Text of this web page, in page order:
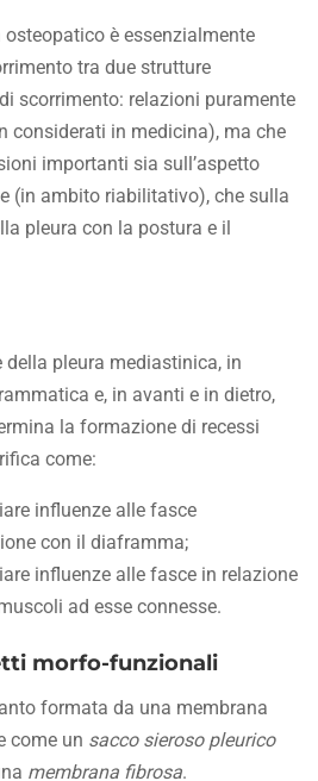
è essenzialmente
tra due strutture
scorrimento: relazioni puramente
considerati in medicina), ma che
importanti sia sull’aspetto
(in ambito riabilitativo), che sulla
pleura con la postura e il
pleura mediastinica, in
e, in avanti e in dietro,
la formazione di recessi
come:
influenze alle fasce
con il diaframma;
influenze alle fasce in relazione
ad esse connesse.
morfo-funzionali
formata da una membrana
come un sacco sieroso pleurico
membrana fibrosa.